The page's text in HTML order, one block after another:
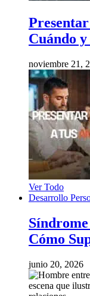
Cuándo
noviembre 21,
Ver Todo
Desarrollo
Cómo
junio 20, 2026